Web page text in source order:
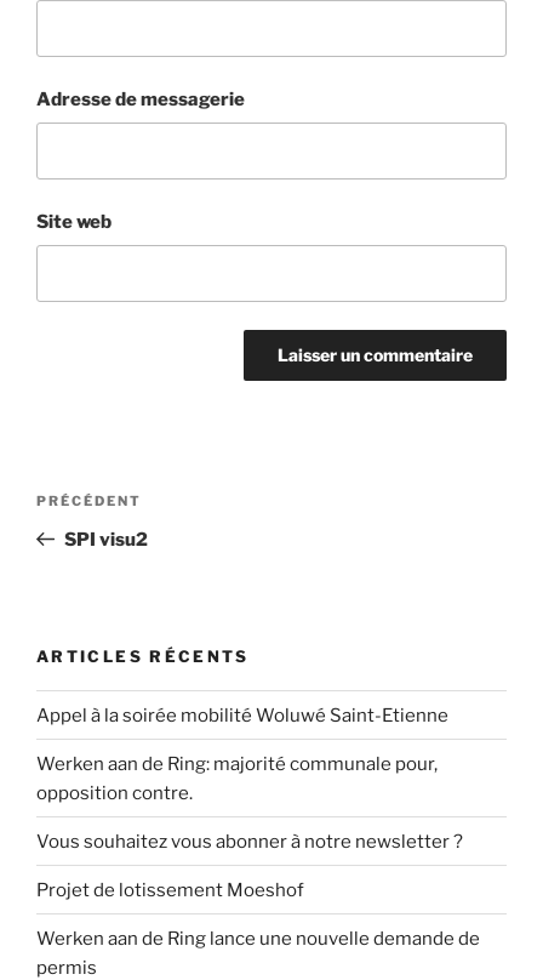
Adresse de messagerie
Site web
Navigation
l’article
Article
précédent
PRÉCÉDENT
SPI visu2
ARTICLES RÉCENTS
Appel à la soirée mobilité Woluwé Saint-Etienne
Werken aan de Ring: majorité communale pour,
opposition contre.
Vous souhaitez vous abonner à notre newsletter ?
Projet de lotissement Moeshof
Werken aan de Ring lance une nouvelle demande de
permis